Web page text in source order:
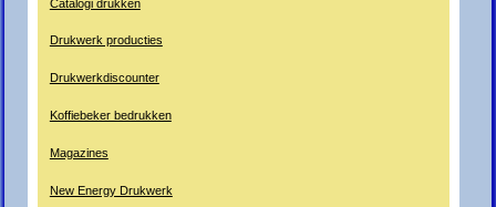
Catalogi drukken
Drukwerk producties
Drukwerkdiscounter
Koffiebeker bedrukken
Magazines
New Energy Drukwerk